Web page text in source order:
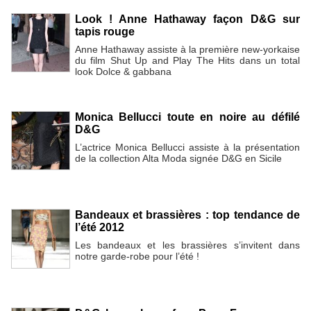
Look ! Anne Hathaway façon D&G sur
tapis rouge
Anne Hathaway assiste à la première new-yorkaise
du film Shut Up and Play The Hits dans un total
look Dolce & gabbana
Monica Bellucci toute en noire au défilé
D&G
L’actrice Monica Bellucci assiste à la présentation
de la collection Alta Moda signée D&G en Sicile
Bandeaux et brassières : top tendance de
l’été 2012
Les bandeaux et les brassières s’invitent dans
notre garde-robe pour l’été !